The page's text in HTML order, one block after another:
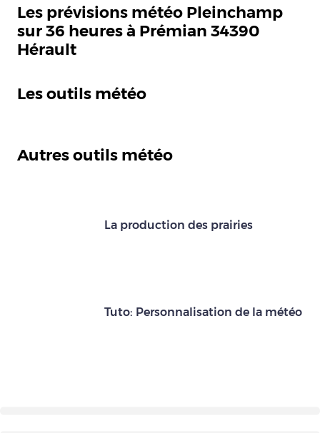
Les prévisions météo Pleinchamp
sur 36 heures à Prémian 34390
Hérault
Les outils météo
Autres outils météo
La production des prairies
Tuto: Personnalisation de la météo